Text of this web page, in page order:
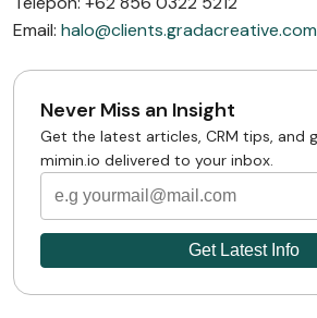
Email: halo@clients.gradacreative.com
Never Miss an Insight
Get the latest articles, CRM tips, and
mimin.io delivered to your inbox.